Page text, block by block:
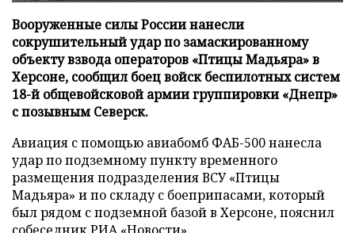
Вооруженные силы России нанесли
сокрушительный удар по замаскированному
объекту взвода операторов «Птицы Мадьяра» в
Херсоне, сообщил боец войск беспилотных систем
18-й общевойсковой армии группировки «Днепр»
с позывным Северск.
Авиация с помощью авиабомб ФАБ-500 нанесла
удар по подземному пункту временного
размещения подразделения ВСУ «Птицы
Мадьяра» и по складу с боеприпасами, который
был рядом с подземной базой в Херсоне, пояснил